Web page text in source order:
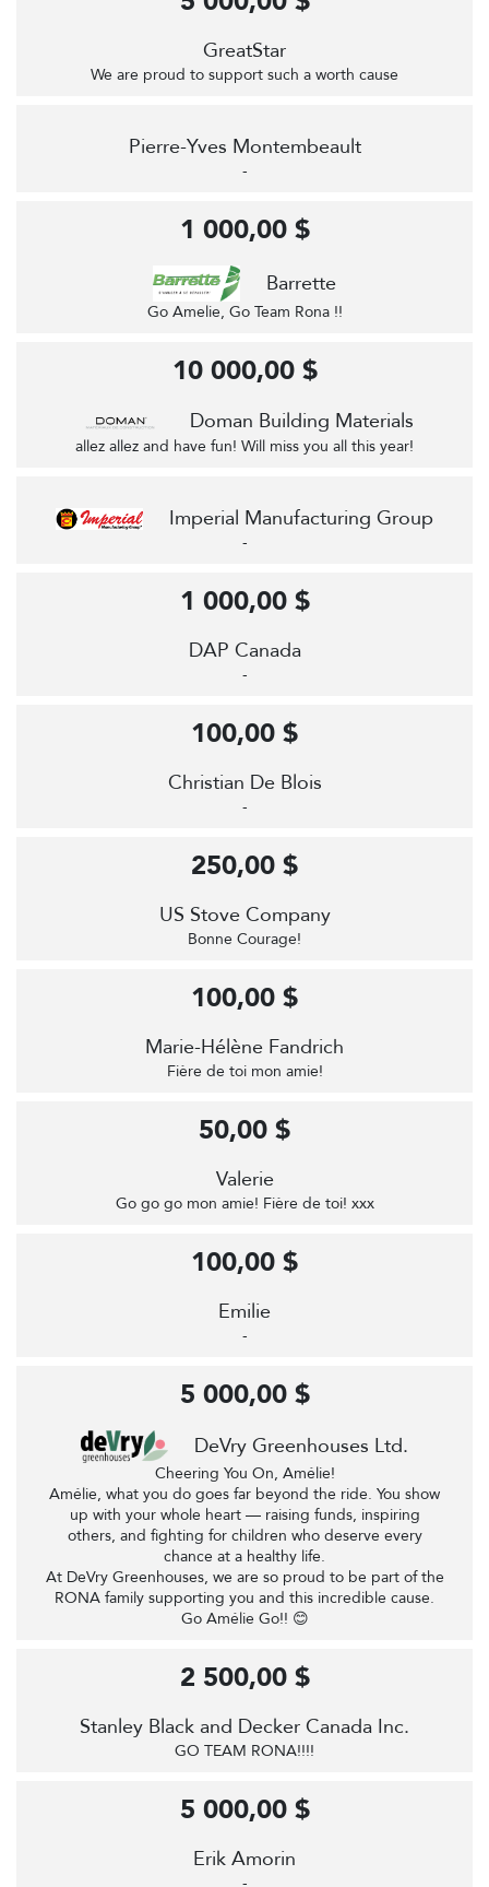
GreatStar
We are proud to support such a worth cause
Pierre-Yves Montembeault
-
Barrette
Go Amelie, Go Team Rona !!
1 000,00 $
Doman Building Materials
allez allez and have fun! Will miss you all this year!
10 000,00 $
Imperial Manufacturing Group
-
DAP Canada
-
1 000,00 $
Christian De Blois
-
100,00 $
US Stove Company
Bonne Courage!
250,00 $
Marie-Hélène Fandrich
Fière de toi mon amie!
100,00 $
Valerie
Go go go mon amie! Fière de toi! xxx
50,00 $
Emilie
-
100,00 $
DeVry Greenhouses Ltd.
Cheering You On, Amélie!
Amélie, what you do goes far beyond the ride. You show
up with your whole heart — raising funds, inspiring
others, and fighting for children who deserve every
chance at a healthy life.
At DeVry Greenhouses, we are so proud to be part of the
RONA family supporting you and this incredible cause.
Go Amélie Go!! 😊
5 000,00 $
Stanley Black and Decker Canada Inc.
GO TEAM RONA!!!!
2 500,00 $
Erik Amorin
5 000,00 $